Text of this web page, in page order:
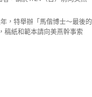
，特舉辦「馬偕博士～最後的
稿紙和範本請向美燕幹事索